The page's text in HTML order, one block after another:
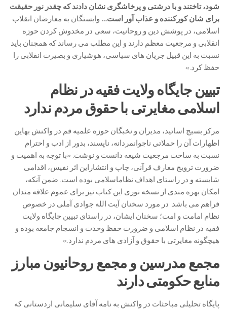
شود، تاختند و با درشتی و پرخاشگری نشان دادند که چقدر نور حقیقت
برای شان کورکننده و عذاب آور است… وابستگان به معارضان انقلاب
اسلامی، در پوشش دین و روحانیت، سعی در مخدوش کردن حوزه
انقلابی و مرجعیت معظم دارند و این مطلب می رساند که همچنان باید
نسبت به این قبیل جریان های سیاسی، هوشیاری و بصیرت انقلابی را
حفظ کرد.»
تبیین جایگاه ولایت فقیه در نظام
اسلامی مغایرتی با حقوق مردم ندارد
مرکز بسیج اساتید، مدیران و نخبگان حوزه علمیه قم در واکنش بهاین
اظهارات آن را حملاتی ناجوانمردانه، ناپسند، بدور از ادب و احترام
نسبت به ساحت مرجعیت شیعه دانست و نوشت: «با توجه به اهمیت و
ضرورت ترویج معارف قرآنی، چاپ و انتشاراین اثر نفیس، اقدامی
شایسته و در راستای اهداف نظاماسلامی بوده است. ضمن آنکه،
امکان بهره مندی از نسخه نوری این کتاب نیز برای عموم علاقه مندان
فراهم می باشد. در مورد سخنان آیت الله جوادی آملی در خصوص
نظام امامت و امت؛ سخنان ایشان، در راستای تبیین جایگاه ولایت
فقیه در نظام اسلامی و ضرورت حفظ وحدت و انسجام جامعه بوده و
هیچگونه مغایرتی با حقوق و آزادی های مردم ندارد.»
مجمع مدرسین و مجمع روحانیون مبارز
منابع حکومتی دارند
پایگاه تحلیلی مباحثات در واکنش به نامه آقای سلیمانی اردستانی که